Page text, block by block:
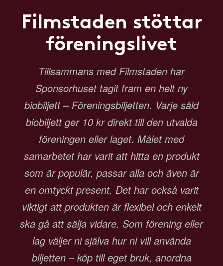
Filmstaden stöttar
föreningslivet
Tillsammans med Filmstaden har
Sponsorhuset tagit fram en helt ny
biobiljett – Föreningsbiljetten. Varje såld
biobiljett ger 10 kr direkt till den utvalda
föreningen eller laget. Målet med
samarbetet har varit att hitta en produkt
som är populär, passar alla och även är
en omtyckt present. Det har också varit
viktigt att produkten är flexibel och enkelt
ska gå att sälja vidare. Som förening eller
lag väljer ni själva hur ni vill använda
biljetten – köp till eget bruk, anordna